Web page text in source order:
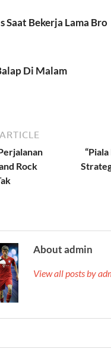
Saat Bekerja Lama Bro
Di Malam
Rock
About admin
View all posts by